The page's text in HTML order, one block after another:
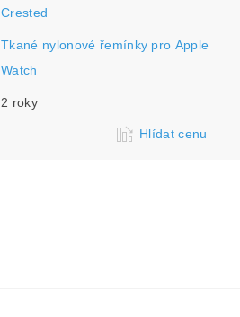
Crested
Tkané nylonové řemínky pro Apple
Watch
2 roky
Hlídat cenu